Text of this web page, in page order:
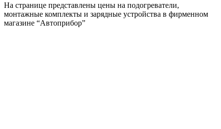
На странице представлены цены на подогреватели,
монтажные комплекты и зарядные устройства в фирменном
магазине “Автоприбор”